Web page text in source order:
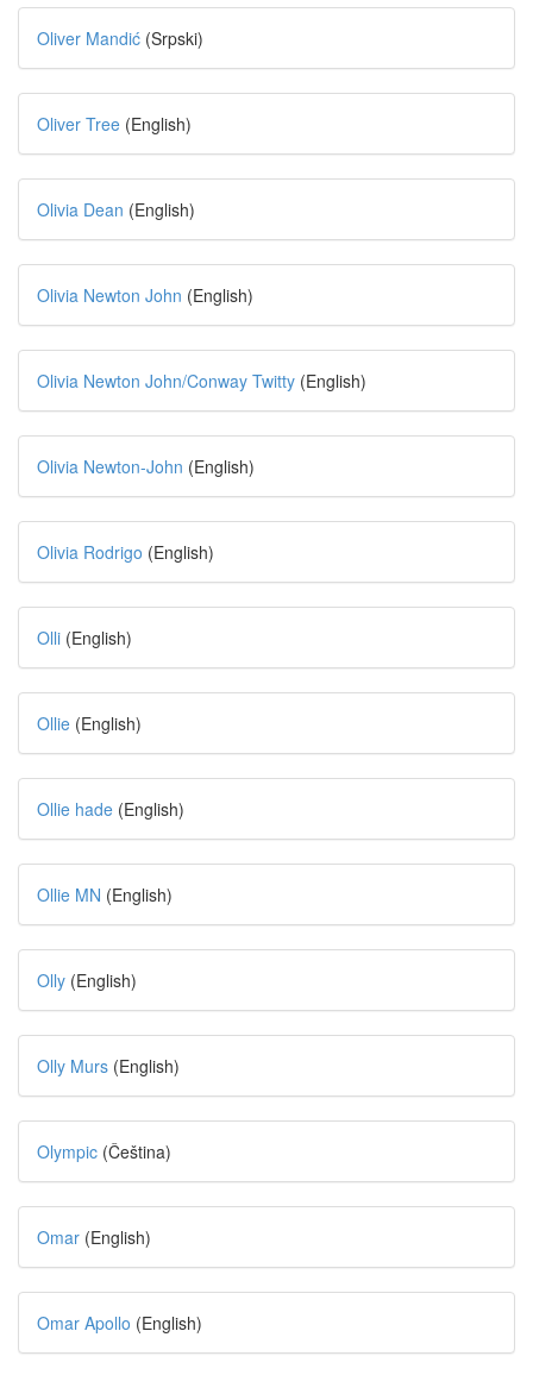
Oliver Mandić (Srpski)
Oliver Tree (English)
Olivia Dean (English)
Olivia Newton John (English)
Olivia Newton John/Conway Twitty (English)
Olivia Newton-John (English)
Olivia Rodrigo (English)
Olli (English)
Ollie (English)
Ollie hade (English)
Ollie MN (English)
Olly (English)
Olly Murs (English)
Olympic (Čeština)
Omar (English)
Omar Apollo (English)